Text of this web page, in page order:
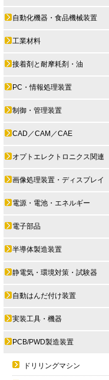
自動化機器・食品機械装置
工業材料
接着剤と耐摩耗剤・油
PC・情報処理装置
制御・管理装置
CAD／CAM／CAE
オプトエレクトロニクス関連
画像処理装置・ディスプレイ
電源・電池・エネルギー
電子部品
半導体製造装置
静電気・環境対策・試験器
自動はんだ付け装置
実装工具・機器
PCB/PWD製造装置
ドリリングマシン